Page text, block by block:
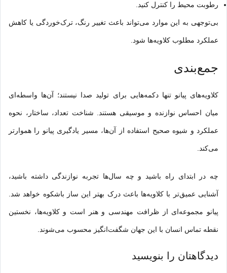
رطوبت محیط را کنترل کنید.
بی‌توجهی به این موارد می‌تواند باعث تغییر رنگ، ترک‌خوردگی یا کاهش
عملکرد مطلوب کلاویه‌ها شود.
جمع‌بندی
کلاویه‌های پیانو تنها دکمه‌هایی برای تولید صدا نیستند؛ آن‌ها واسطه‌ای
میان احساس نوازنده و موسیقی هستند. شناخت تعداد، ساختار، نحوه
عملکرد و شیوه صحیح استفاده از آن‌ها، مسیر یادگیری پیانو را هموارتر
می‌کند.
چه در ابتدای راه باشید و چه سال‌ها تجربه نوازندگی داشته باشید،
آشنایی عمیق‌تر با کلاویه‌ها باعث درک بهتر این ساز باشکوه خواهد شد.
پیانو مجموعه‌ای از ظرافت مهندسی و هنر است و کلاویه‌ها، نخستین
نقطه تماس انسان با این جهان شگفت‌انگیز محسوب می‌شوند.
دیدگاهتان را بنویسید